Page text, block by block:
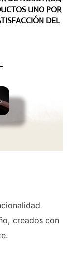
UNO POR
DEL
creados con